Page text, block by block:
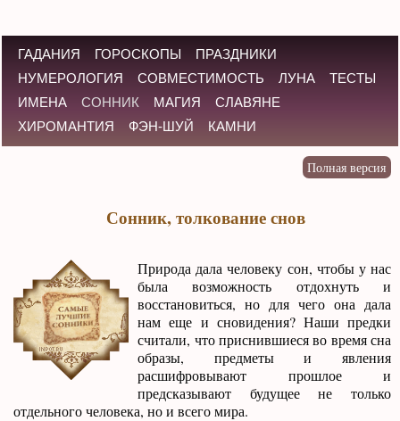
ГАДАНИЯ ГОРОСКОПЫ
ПРАЗДНИКИ
НУМЕРОЛОГИЯ
СОВМЕСТИМОСТЬ ЛУНА
ТЕСТЫ
ИМЕНА
СОННИК МАГИЯ
СЛАВЯНЕ
ХИРОМАНТИЯ
ФЭН-ШУЙ КАМНИ
Сонник, толкование снов
Природа дала человеку сон, чтобы у нас
была возможность отдохнуть и
восстановиться, но для чего она дала
нам еще и сновидения? Наши предки
считали, что приснившиеся во время сна
образы, предметы и явления
расшифровывают прошлое и
предсказывают будущее не только
отдельного человека, но и всего мира.